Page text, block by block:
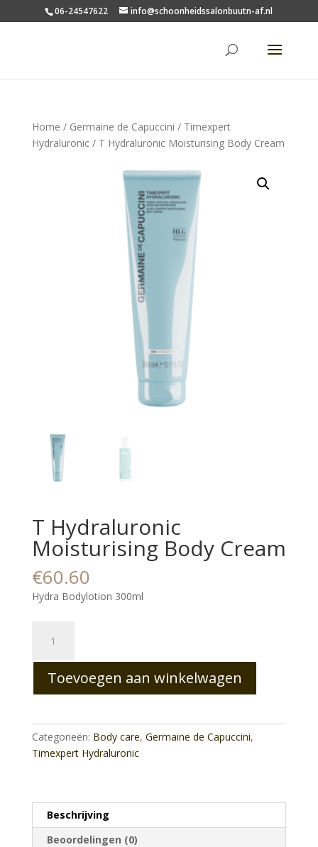
06-24547622 info@schoonheidssalonbuutn-af.nl
Home / Germaine de Capuccini / Timexpert
Hydraluronic/ T Hydraluronic Moisturising Body Cream
T Hydraluronic
Moisturising Body Cream
€60.60
Hydra Bodylotion 300ml
Hydraluronic
Moisturising
Body
Cream
Toevoegen aan winkelwagen
Categorieën: Body care, Germaine de Capuccini,
Timexpert Hydraluronic
Beschrijving
Beoordelingen (0)